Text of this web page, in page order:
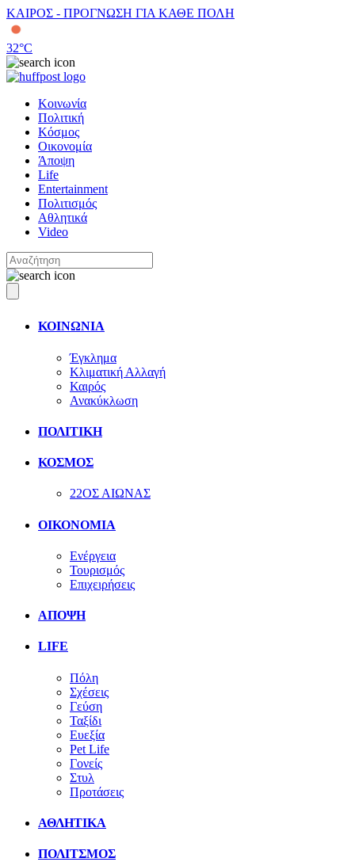
ΚΑΙΡΟΣ - ΠΡΟΓΝΩΣΗ ΓΙΑ ΚΑΘΕ ΠΟΛΗ
32°C
Κοινωνία
Πολιτική
Κόσμος
Οικονομία
Άποψη
Life
Entertainment
Πολιτισμός
Αθλητικά
Video
ΚΟΙΝΩΝΙΑ
Έγκλημα
Κλιματική Αλλαγή
Καιρός
Ανακύκλωση
ΠΟΛΙΤΙΚΗ
ΚΟΣΜΟΣ
22ΟΣ ΑΙΩΝΑΣ
ΟΙΚΟΝΟΜΙΑ
Ενέργεια
Τουρισμός
Επιχειρήσεις
ΑΠΟΨΗ
LIFE
Πόλη
Σχέσεις
Γεύση
Ταξίδι
Ευεξία
Pet Life
Γονείς
Στυλ
Προτάσεις
ΑΘΛΗΤΙΚΑ
ΠΟΛΙΤΣΜΟΣ